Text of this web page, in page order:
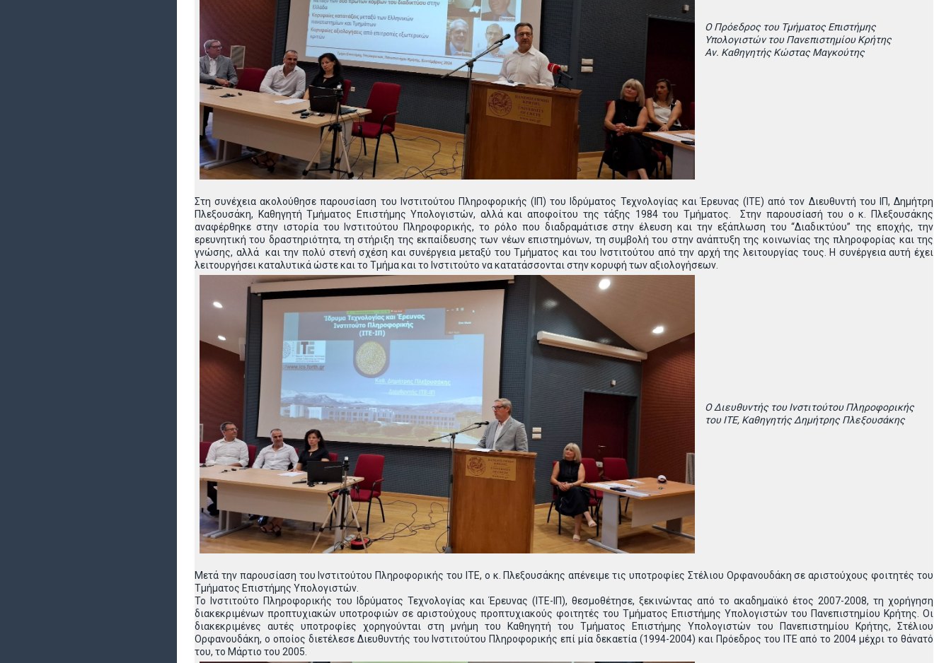
Ο Πρόεδρος του Τμήματος Επιστήμης
Υπολογιστών του Πανεπιστημίου Κρήτης
Αν. Καθηγητής Κώστας Μαγκούτης
Στη συνέχεια ακολούθησε παρουσίαση του Ινστιτούτου Πληροφορικής (ΙΠ) του Ιδρύματος Τεχνολογίας και Έρευνας (ΙΤΕ) από τον Διευθυντή του ΙΠ, Δημήτρη
Πλεξουσάκη, Καθηγητή Τμήματος Επιστήμης Υπολογιστών, αλλά και αποφοίτου της τάξης 1984 του Τμήματος. Στην παρουσίασή του ο κ. Πλεξουσάκης
αναφέρθηκε στην ιστορία του Ινστιτούτου Πληροφορικής, το ρόλο που διαδραμάτισε στην έλευση και την εξάπλωση του “Διαδικτύου” της εποχής, την
ερευνητική του δραστηριότητα, τη στήριξη της εκπαίδευσης των νέων επιστημόνων, τη συμβολή του στην ανάπτυξη της κοινωνίας της πληροφορίας και της
γνώσης, αλλά και την πολύ στενή σχέση και συνέργεια μεταξύ του Τμήματος και του Ινστιτούτου από την αρχή της λειτουργίας τους. Η συνέργεια αυτή έχει
λειτουργήσει καταλυτικά ώστε και το Τμήμα και το Ινστιτούτο να κατατάσσονται στην κορυφή των αξιολογήσεων.
Ο Διευθυντής του Ινστιτούτου Πληροφορικής
του ΙΤΕ, Καθηγητής Δημήτρης Πλεξουσάκης
Μετά την παρουσίαση του Ινστιτούτου Πληροφορικής του ΙΤΕ, ο κ. Πλεξουσάκης απένειμε τις υποτροφίες Στέλιου Ορφανουδάκη σε αριστούχους φοιτητές του
Τμήματος Επιστήμης Υπολογιστών.
Το Ινστιτούτο Πληροφορικής του Ιδρύματος Τεχνολογίας και Έρευνας (ΙΤΕ-ΙΠ), θεσμοθέτησε, ξεκινώντας από το ακαδημαϊκό έτος 2007-2008, τη χορήγηση
διακεκριμένων προπτυχιακών υποτροφιών σε αριστούχους προπτυχιακούς φοιτητές του Τμήματος Επιστήμης Υπολογιστών του Πανεπιστημίου Κρήτης. Οι
διακεκριμένες αυτές υποτροφίες χορηγούνται στη μνήμη του Καθηγητή του Τμήματος Επιστήμης Υπολογιστών του Πανεπιστημίου Κρήτης, Στέλιου
Ορφανουδάκη, ο οποίος διετέλεσε Διευθυντής του Ινστιτούτου Πληροφορικής επί μία δεκαετία (1994-2004) και Πρόεδρος του ΙΤΕ από το 2004 μέχρι το θάνατό
του, το Μάρτιο του 2005.